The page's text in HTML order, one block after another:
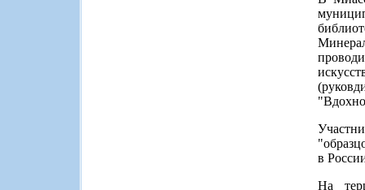
в
На